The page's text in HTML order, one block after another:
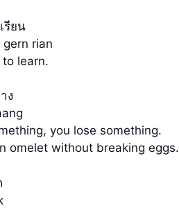
รียน
rian
learn.
ง
you lose something.
omelet without breaking eggs.